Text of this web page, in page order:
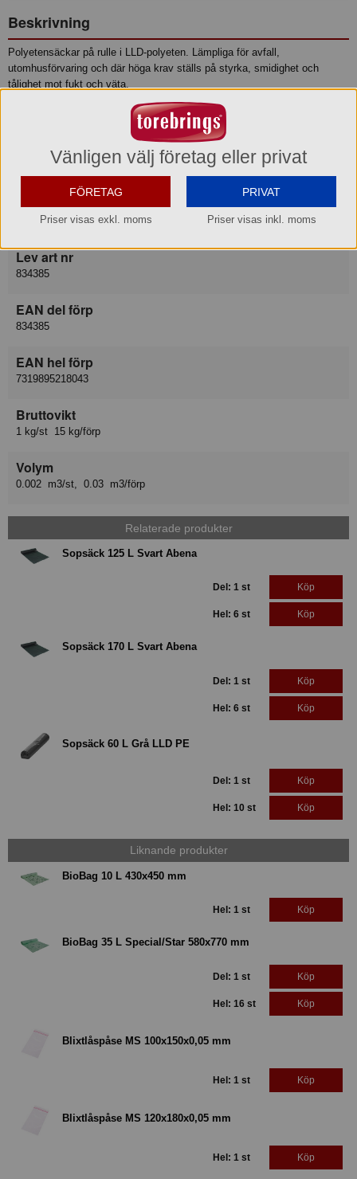
Beskrivning
Polyetensäckar på rulle i LLD-polyeten. Lämpliga för avfall,
utomhusförvaring och där höga krav ställs på styrka, smidighet och
tålighet mot fukt och väta.
Bredd 400, Invik 280, Längd 800, Tjocklek 0,04
Produktinformation
Varukategori
Sopsäck plast
Lev art nr
834385
EAN del förp
834385
EAN hel förp
7319895218043
Bruttovikt
1 kg/st 15 kg/förp
Volym
0.002 m3/st, 0.03 m3/förp
Relaterade produkter
Sopsäck 125 L Svart Abena
Del: 1 st Köp
Hel: 6 st Köp
Sopsäck 170 L Svart Abena
Del: 1 st Köp
Hel: 6 st Köp
Sopsäck 60 L Grå LLD PE
Del: 1 st Köp
Hel: 10 st Köp
Liknande produkter
BioBag 10 L 430x450 mm
Hel: 1 st Köp
BioBag 35 L Special/Star 580x770 mm
Del: 1 st Köp
Hel: 16 st Köp
Blixtlåspåse MS 100x150x0,05 mm
Hel: 1 st Köp
Blixtlåspåse MS 120x180x0,05 mm
Hel: 1 st Köp
Vänligen välj företag eller privat
FÖRETAG
Priser visas exkl. moms
PRIVAT
Priser visas inkl. moms